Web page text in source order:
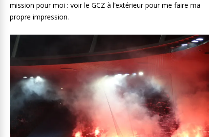
mission pour moi : voir le GCZ à l’extérieur pour me faire ma
propre impression.